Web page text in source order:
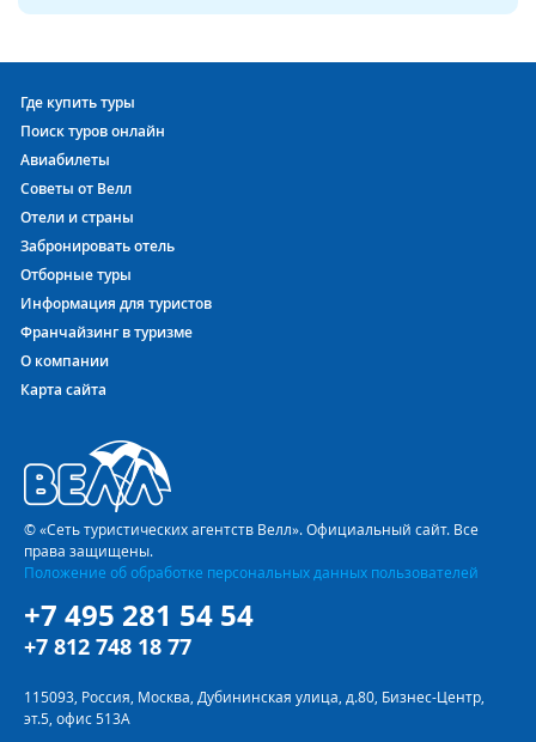
Где купить туры
Поиск туров онлайн
Авиабилеты
Советы от Велл
Отели и страны
Забронировать отель
Отборные туры
Информация для туристов
Франчайзинг в туризме
О компании
Карта сайта
© «Сеть туристических агентств Велл». Официальный сайт. Все
права защищены.
Положение об обработке персональных данных пользователей
+7 495 281 54 54
+7 812 748 18 77
115093, Россия, Москва, Дубининская улица, д.80, Бизнес-Центр,
эт.5, офис 513А